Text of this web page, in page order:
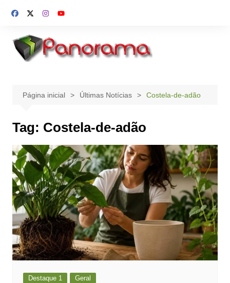
para
conteúdo
Página inicial Últimas Notícias Costela-de-adão
Tag: Costela-de-adão
Destaque 1 Geral